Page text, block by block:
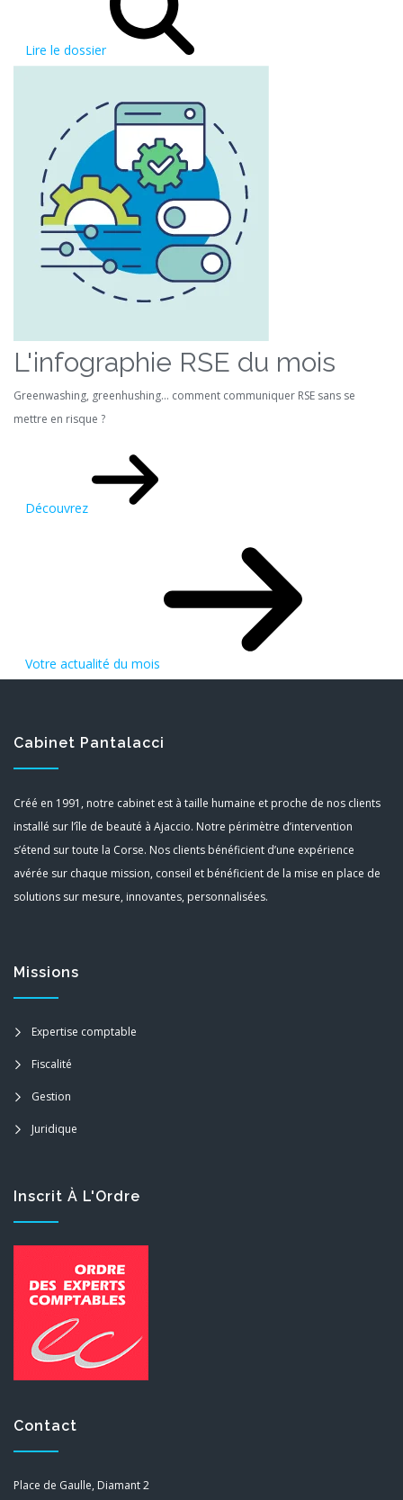
Lire le dossier
L'infographie RSE du mois
Greenwashing, greenhushing… comment communiquer RSE sans se
mettre en risque ?
Découvrez
Votre actualité du mois
Cabinet Pantalacci
Créé en 1991, notre cabinet est à taille humaine et proche de nos clients
installé sur l’île de beauté à Ajaccio. Notre périmètre d’intervention
s’étend sur toute la Corse. Nos clients bénéficient d’une expérience
avérée sur chaque mission, conseil et bénéficient de la mise en place de
solutions sur mesure, innovantes, personnalisées.
Missions
Expertise comptable
Fiscalité
Gestion
Juridique
Inscrit À L'Ordre
Contact
Place de Gaulle, Diamant 2